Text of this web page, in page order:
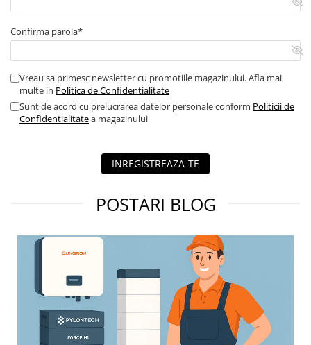
Contor digital
Blocuri de masura si protectie
Buton ciuperca
Contactoare
Contactor industrial
Echipamente de impamantare
Intrerupatoare automate
Intrerupatoare automate de putere
Intrerupatoare automate
diferentiale
Intrerupatoare automate modulare
Confirma parola*
Vreau sa primesc newsletter cu promotiile magazinului. Afla mai
multe in Politica de Confidentialitate
Sunt de acord cu prelucrarea datelor personale conform Politicii de
Confidentialitatea magazinului
INREGISTREAZA-TE
POSTARI BLOG